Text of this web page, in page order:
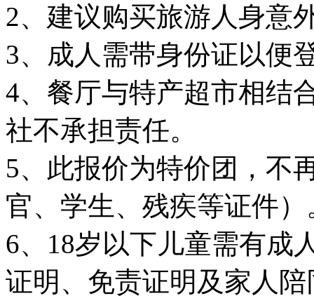
2、建议购买旅游人身意
3、成人需带身份证以便
4、餐厅与特产超市相结
社不承担责任。
5、此报价为特价团，不
官、学生、残疾等证件）
6、18岁以下儿童需有成
证明、免责证明及家人陪